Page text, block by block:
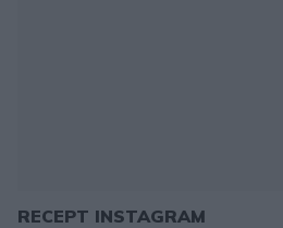
RECEPT INSTAGRAM